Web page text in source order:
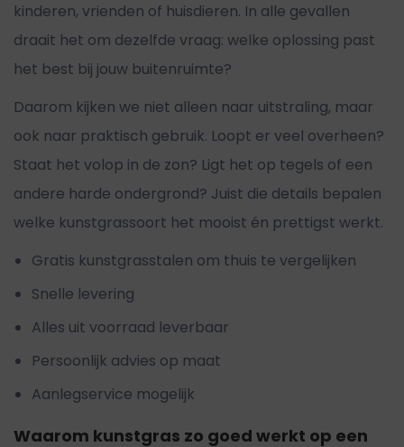
kinderen, vrienden of huisdieren. In alle gevallen
draait het om dezelfde vraag: welke oplossing past
het best bij jouw buitenruimte?
Daarom kijken we niet alleen naar uitstraling, maar
ook naar praktisch gebruik. Loopt er veel overheen?
Staat het volop in de zon? Ligt het op tegels of een
andere harde ondergrond? Juist die details bepalen
welke kunstgrassoort het mooist én prettigst werkt.
Gratis kunstgrasstalen om thuis te vergelijken
Snelle levering
Alles uit voorraad leverbaar
Persoonlijk advies op maat
Aanlegservice mogelijk
Waarom kunstgras zo goed werkt op een